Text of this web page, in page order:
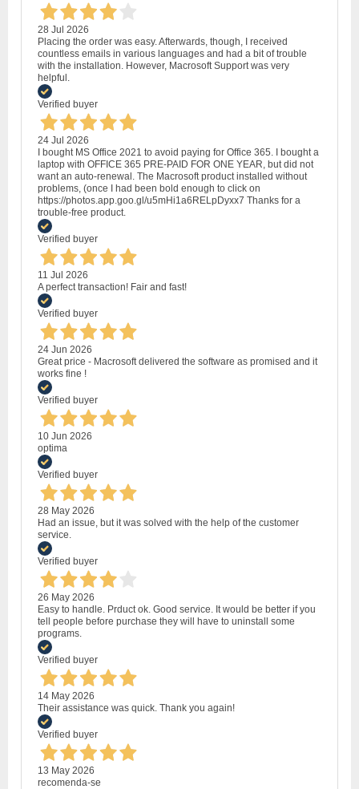
28 Jul 2026
Placing the order was easy. Afterwards, though, I received
countless emails in various languages and had a bit of trouble
with the installation. However, Macrosoft Support was very
helpful.
Verified buyer
24 Jul 2026
I bought MS Office 2021 to avoid paying for Office 365. I bought a
laptop with OFFICE 365 PRE-PAID FOR ONE YEAR, but did not
want an auto-renewal. The Macrosoft product installed without
problems, (once I had been bold enough to click on
https://photos.app.goo.gl/u5mHi1a6RELpDyxx7 Thanks for a
trouble-free product.
Verified buyer
11 Jul 2026
A perfect transaction! Fair and fast!
Verified buyer
24 Jun 2026
Great price - Macrosoft delivered the software as promised and it
works fine !
Verified buyer
10 Jun 2026
optima
Verified buyer
28 May 2026
Had an issue, but it was solved with the help of the customer
service.
Verified buyer
26 May 2026
Easy to handle. Prduct ok. Good service. It would be better if you
tell people before purchase they will have to uninstall some
programs.
Verified buyer
14 May 2026
Their assistance was quick. Thank you again!
Verified buyer
13 May 2026
recomenda-se